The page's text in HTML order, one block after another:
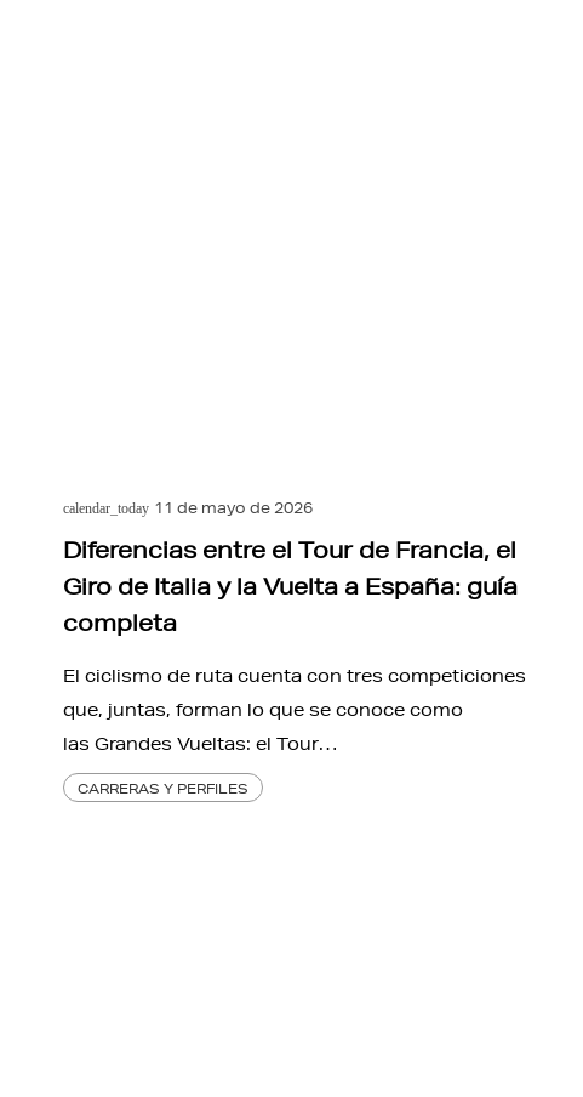
calendar_today 11 de mayo de 2026
Diferencias entre el Tour de Francia, el
Giro de Italia y la Vuelta a España: guía
completa
El ciclismo de ruta cuenta con tres competiciones
que, juntas, forman lo que se conoce como
las Grandes Vueltas: el Tour…
CARRERAS Y PERFILES